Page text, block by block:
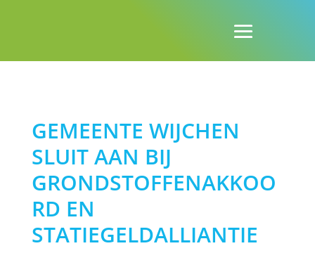
GEMEENTE WIJCHEN
SLUIT AAN BIJ
GRONDSTOFFENAKKOO
RD EN
STATIEGELDALLIANTIE